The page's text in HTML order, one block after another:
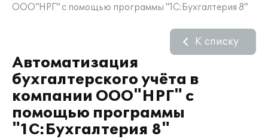
ООО"НРГ" с помощью программы "1С:Бухгалтерия 8"
Автоматизация
бухгалтерского учёта в
компании ООО"НРГ" с
помощью программы
"1С:Бухгалтерия 8"
К списку